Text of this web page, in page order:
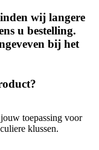
wij langere
u bestelling.
bij het
toepassing voor
klussen.